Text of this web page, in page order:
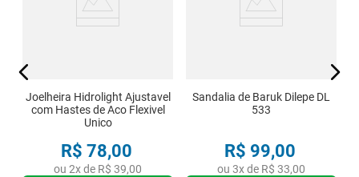
Joelheira Hidrolight Ajustavel
com Hastes de Aco Flexivel
Unico
R$ 78,00
ou 2x de R$ 39,00
Sandalia de Baruk Dilepe DL
533
R$ 99,00
ou 3x de R$ 33,00